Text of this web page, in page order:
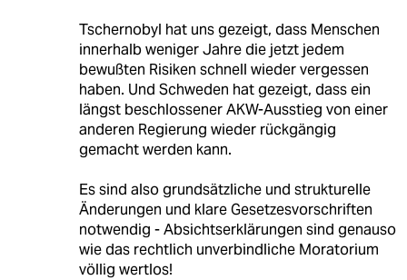
Tschernobyl hat uns gezeigt, dass Menschen
innerhalb weniger Jahre die jetzt jedem
bewußten Risiken schnell wieder vergessen
haben. Und Schweden hat gezeigt, dass ein
längst beschlossener AKW-Ausstieg von einer
anderen Regierung wieder rückgängig
gemacht werden kann.
Es sind also grundsätzliche und strukturelle
Änderungen und klare Gesetzesvorschriften
notwendig - Absichtserklärungen sind genauso
wie das rechtlich unverbindliche Moratorium
völlig wertlos!